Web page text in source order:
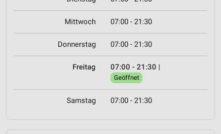
Mittwoch 07:00 - 21:30
Donnerstag 07:00 - 21:30
Freitag 07:00 - 21:30 |
Geöffnet
Samstag 07:00 - 21:30